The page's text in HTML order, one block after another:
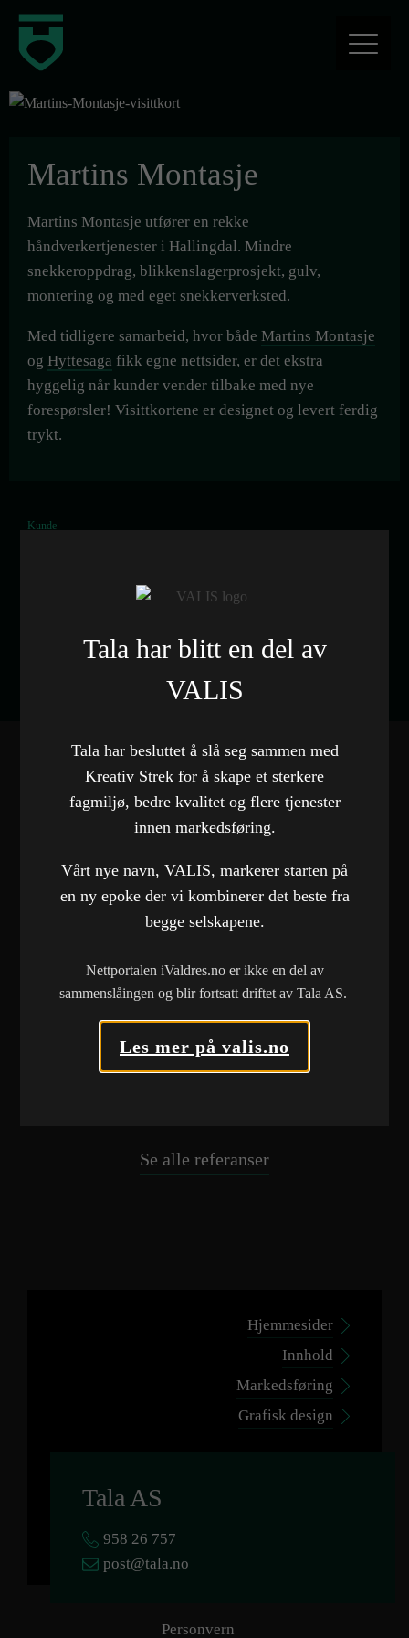
Kunde
Visittkort
Martins Montasje
Martins Montasje utfører en rekke
håndverkertjenester i Hallingdal. Mindre
snekkeroppdrag, blikkenslagerprosjekt, gulv,
montering og med eget snekkerverksted.
Med tidligere samarbeid, hvor både Martins Montasje
og Hyttesaga fikk egne nettsider, er det ekstra
hyggelig når kunder vender tilbake med nye
forespørsler! Visittkortene er designet og levert ferdig
trykt.
FLERE REFERANSER
Nettside
Brødrene Dokken AS
Brøtaskogen Massemottak
Nettside
Etnedal Utvikling
Nettside
Norsk Farmasihistorisk Selskap
Se alle referanser
Tala har blitt en del av
VALIS
Tala har besluttet å slå seg sammen med
Kreativ Strek for å skape et sterkere
fagmiljø, bedre kvalitet og flere tjenester
innen markedsføring.
Vårt nye navn, VALIS, markerer starten på
en ny epoke der vi kombinerer det beste fra
begge selskapene.
Nettportalen iValdres.no er ikke en del av
sammenslåingen og blir fortsatt driftet av Tala AS.
Les mer på valis.no
Hjemmesider
Innhold
Markedsføring
Grafisk design
Tala AS
958 26 757
post@tala.no
Personvern